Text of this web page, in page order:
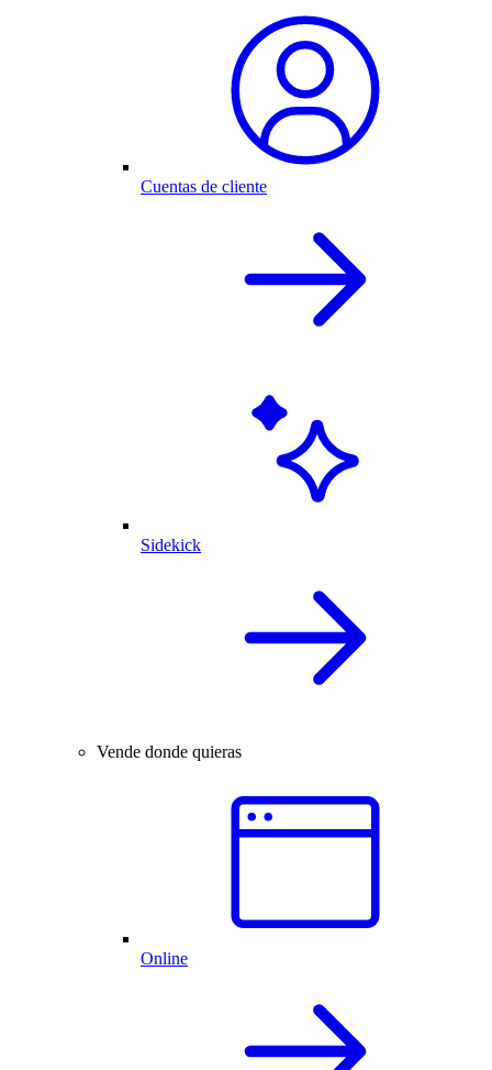
Cuentas de cliente
Sidekick
Vende donde quieras
Online